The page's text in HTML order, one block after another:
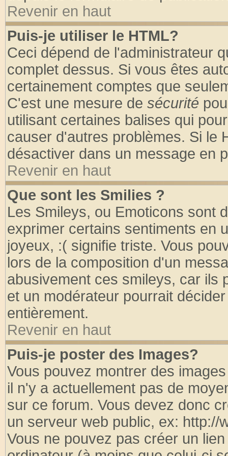
Revenir en haut
Puis-je utiliser le HTML?
Ceci dépend de l'administrateur
complet dessus. Si vous êtes
certainement comptes que
C'est une mesure de sécurité
utilisant certaines balises qui
causer d'autres problèmes. Si le
désactiver dans un message en
Revenir en haut
Que sont les Smilies ?
Les Smileys, ou Emoticons sont
exprimer certains sentiments en
joyeux, :( signifie triste. Vous
lors de la composition d'un
abusivement ces smileys, car ils
et un modérateur pourrait
entièrement.
Revenir en haut
Puis-je poster des Images?
Vous pouvez montrer des
il n'y a actuellement pas de
sur ce forum. Vous devez donc
un serveur web public, ex: http://
Vous ne pouvez pas créer un